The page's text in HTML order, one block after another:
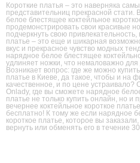
Короткие платья – это наверняка
представительниц прекрасной стати.
белое блестящее коктейльное
продемонстрировать свои красивые
подчеркнуть свою
платье – это еще и шикарная
вкус и прекрасное чувство модных
нарядное белое блестящее
удлиняет ножки, что немаловажно для
Возникает вопрос: где же можно
платье в Киеве, да такое, чтобы и на
качественное, и по цене устраивало?
Onlady, где вы сможете нарядное
платье не только купить онлайн, но и
вечернее коктейльное короткое
бесплатно! К тому же если нарядное
короткое платье, которое вы
вернуть или обменять его в течение